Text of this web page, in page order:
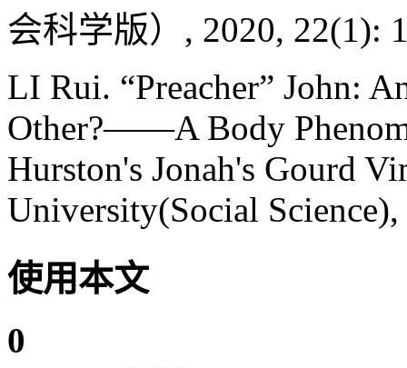
会科学版）, 2020, 22(1):
LI Rui. “Preacher” John:
Other?——A Body
Hurston's Jonah's Gourd
University(Social
使用本文
0